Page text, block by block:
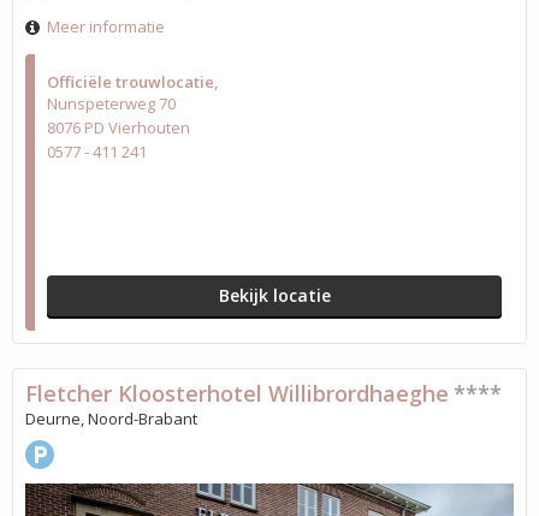
Officiële trouwlocatie
Nunspeterweg 70
8076 PD Vierhouten
0577 - 411 241
Bekijk locatie
Meer informatie
Fletcher Kloosterhotel Willibrordhaeghe ****
Deurne, Noord-Brabant